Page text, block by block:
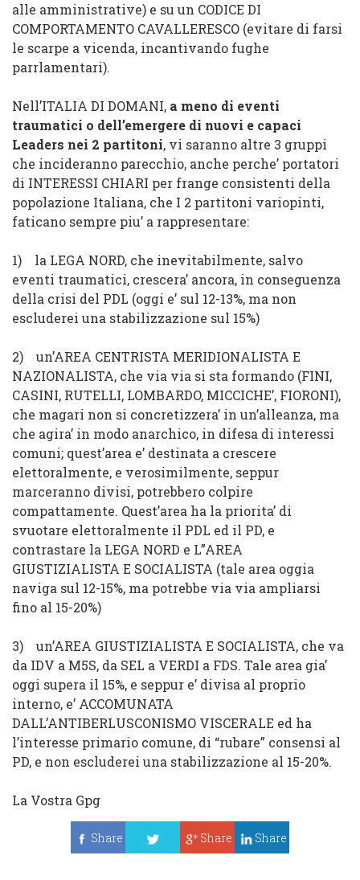
alle amministrative) e su un CODICE DI
COMPORTAMENTO CAVALLERESCO (evitare di farsi
le scarpe a vicenda, incantivando fughe
parrlamentari).
Nell’ITALIA DI DOMANI, a meno di eventi
traumatici o dell’emergere di nuovi e capaci
Leaders nei 2 partitoni, vi saranno altre 3 gruppi
che incideranno parecchio, anche perche’ portatori
di INTERESSI CHIARI per frange consistenti della
popolazione Italiana, che I 2 partitoni variopinti,
faticano sempre piu’ a rappresentare:
1) la LEGA NORD, che inevitabilmente, salvo
eventi traumatici, crescera’ ancora, in conseguenza
della crisi del PDL (oggi e’ sul 12-13%, ma non
escluderei una stabilizzazione sul 15%)
2) un’AREA CENTRISTA MERIDIONALISTA E
NAZIONALISTA, che via via si sta formando (FINI,
CASINI, RUTELLI, LOMBARDO, MICCICHE’, FIORONI),
che magari non si concretizzera’ in un’alleanza, ma
che agira’ in modo anarchico, in difesa di interessi
comuni; quest’area e’ destinata a crescere
elettoralmente, e verosimilmente, seppur
marceranno divisi, potrebbero colpire
compattamente. Quest’area ha la priorita’ di
svuotare elettoralmente il PDL ed il PD, e
contrastare la LEGA NORD e L”AREA
GIUSTIZIALISTA E SOCIALISTA (tale area oggia
naviga sul 12-15%, ma potrebbe via via ampliarsi
fino al 15-20%)
3) un’AREA GIUSTIZIALISTA E SOCIALISTA, che va
da IDV a M5S, da SEL a VERDI a FDS. Tale area gia’
oggi supera il 15%, e seppur e’ divisa al proprio
interno, e’ ACCOMUNATA
DALL’ANTIBERLUSCONISMO VISCERALE ed ha
l’interesse primario comune, di “rubare” consensi al
PD, e non escluderei una stabilizzazione al 15-20%.
La Vostra Gpg
Share
Share Share